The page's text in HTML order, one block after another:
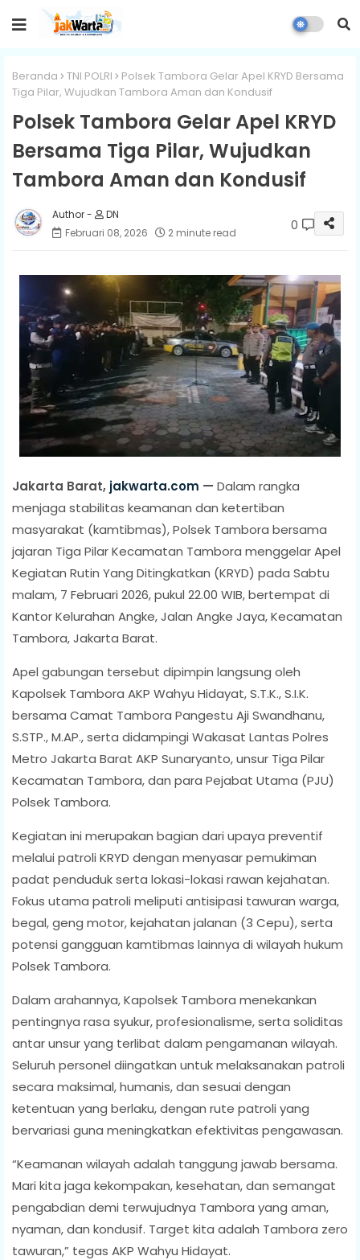
Beranda TNI POLRI
Polsek Tambora Gelar Apel KRYD Bersama
Tiga Pilar, Wujudkan Tambora Aman dan Kondusif
Polsek Tambora Gelar Apel KRYD
Bersama Tiga Pilar, Wujudkan
Tambora Aman dan Kondusif
DN
Februari 08, 2026
2 minute read 0
Jakarta Barat, jakwarta.com — Dalam rangka
menjaga stabilitas keamanan dan ketertiban
masyarakat (kamtibmas), Polsek Tambora bersama
jajaran Tiga Pilar Kecamatan Tambora menggelar Apel
Kegiatan Rutin Yang Ditingkatkan (KRYD) pada Sabtu
malam, 7 Februari 2026, pukul 22.00 WIB, bertempat di
Kantor Kelurahan Angke, Jalan Angke Jaya, Kecamatan
Tambora, Jakarta Barat.
Apel gabungan tersebut dipimpin langsung oleh
Kapolsek Tambora AKP Wahyu Hidayat, S.T.K., S.I.K.
bersama Camat Tambora Pangestu Aji Swandhanu,
S.STP., M.AP., serta didampingi Wakasat Lantas Polres
Metro Jakarta Barat AKP Sunaryanto, unsur Tiga Pilar
Kecamatan Tambora, dan para Pejabat Utama (PJU)
Polsek Tambora.
Kegiatan ini merupakan bagian dari upaya preventif
melalui patroli KRYD dengan menyasar pemukiman
padat penduduk serta lokasi-lokasi rawan kejahatan.
Fokus utama patroli meliputi antisipasi tawuran warga,
begal, geng motor, kejahatan jalanan (3 Cepu), serta
potensi gangguan kamtibmas lainnya di wilayah hukum
Polsek Tambora.
Dalam arahannya, Kapolsek Tambora menekankan
pentingnya rasa syukur, profesionalisme, serta soliditas
antar unsur yang terlibat dalam pengamanan wilayah.
Seluruh personel diingatkan untuk melaksanakan patroli
secara maksimal, humanis, dan sesuai dengan
ketentuan yang berlaku, dengan rute patroli yang
bervariasi guna meningkatkan efektivitas pengawasan.
“Keamanan wilayah adalah tanggung jawab bersama.
Mari kita jaga kekompakan, kesehatan, dan semangat
pengabdian demi terwujudnya Tambora yang aman,
nyaman, dan kondusif. Target kita adalah Tambora zero
tawuran,” tegas AKP Wahyu Hidayat.